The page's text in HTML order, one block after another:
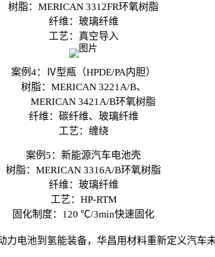
树脂：MERICAN 3312FR环氧树脂
纤维：玻璃纤维
工艺：真空导入
案例4：Ⅳ型瓶（HPDE/PA内胆）
树脂：MERICAN 3221A/B、
MERICAN 3421A/B环氧树脂
纤维：碳纤维、玻璃纤维
工艺：缠绕
案例5：新能源汽车电池壳
树脂：MERICAN 3316A/B环氧树脂
纤维：玻璃纤维
工艺：HP-RTM
固化制度：120 ℃/3min快速固化
力电池到氢能装备，华昌用材料重新定义汽车